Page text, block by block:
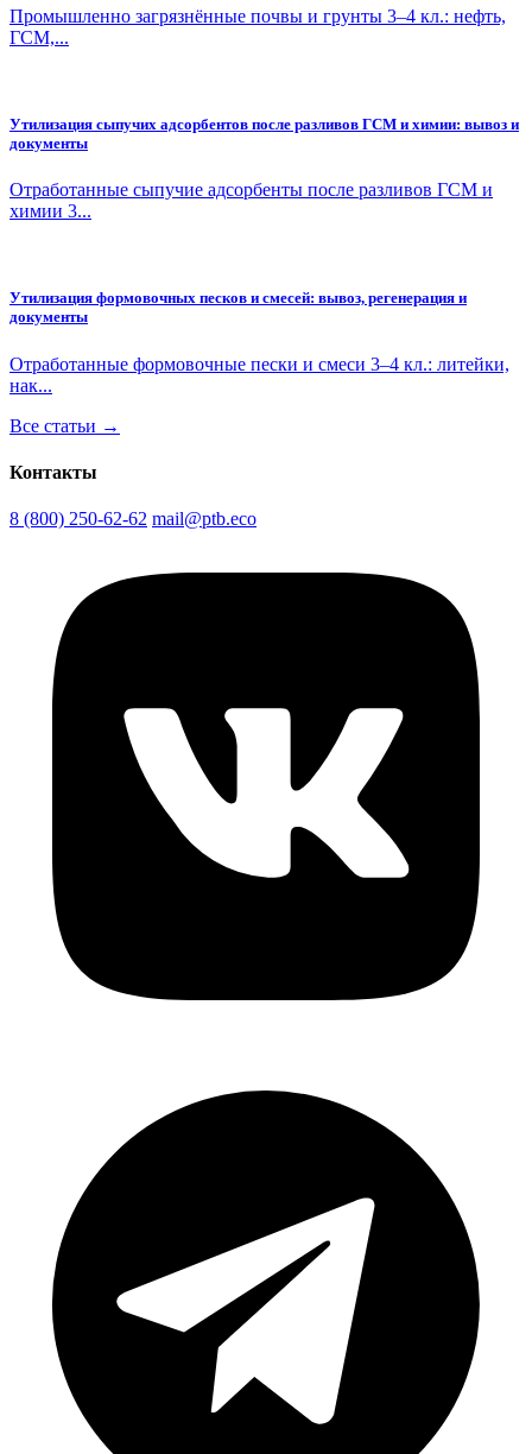
Промышленно загрязнённые почвы и грунты 3–4 кл.: нефть,
ГСМ,...
Утилизация сыпучих адсорбентов после разливов ГСМ и химии: вывоз и
документы
Отработанные сыпучие адсорбенты после разливов ГСМ и
химии 3...
Утилизация формовочных песков и смесей: вывоз, регенерация и
документы
Отработанные формовочные пески и смеси 3–4 кл.: литейки,
нак...
Все статьи →
Контакты
8 (800) 250-62-62 mail@ptb.eco